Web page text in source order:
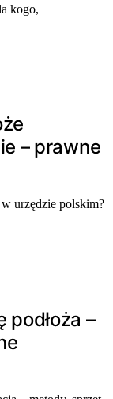
kogo,
– prawne
w urzędzie polskim?
–